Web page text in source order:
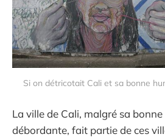
Si on détricotait Cali et sa bonne
La ville de Cali, malgré sa
débordante, fait partie de ces